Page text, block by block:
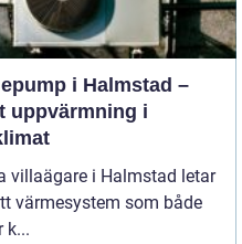
i Halmstad –
uppvärmning i
villaägare i Halmstad letar
värmesystem som både
k...